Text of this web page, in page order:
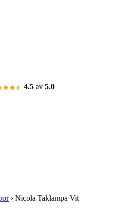
4.5 av 5.0
› Nicola Taklampa Vit